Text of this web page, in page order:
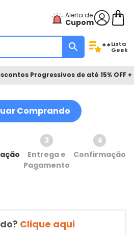
Alerta de
Cupom
**Lista
Geek
Progressivos de até 15% OFF
Comprando
3
Entrega e
Pagamento
4
Confirmação
Clique aqui